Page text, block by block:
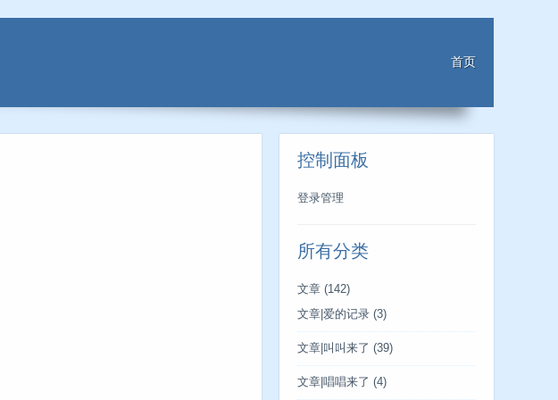
首页
控制面板
登录管理
所有分类
文章 (142)
文章|爱的记录 (3)
文章|叫叫来了 (39)
文章|唱唱来了 (4)